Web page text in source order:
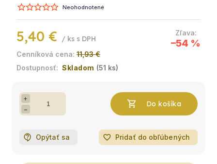
Neohodnotené
11,93 €
–54 %
5,40 € / ks
Skladom (51 ks)
+
−
Opýtať sa favorite_border Pridať do obľúbených